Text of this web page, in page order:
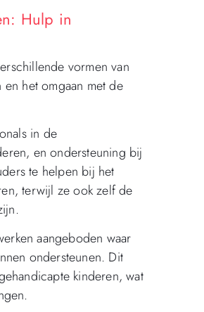
Hulp in
vormen van
het omgaan met de
in de
en ondersteuning bij
te helpen bij het
terwijl ze ook zelf de
aangeboden waar
ondersteunen. Dit
kinderen, wat